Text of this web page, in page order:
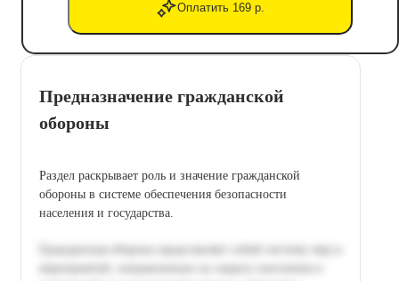
Оплатить 169 р.
Предназначение гражданской
обороны
Раздел раскрывает роль и значение гражданской
обороны в системе обеспечения безопасности
населения и государства.